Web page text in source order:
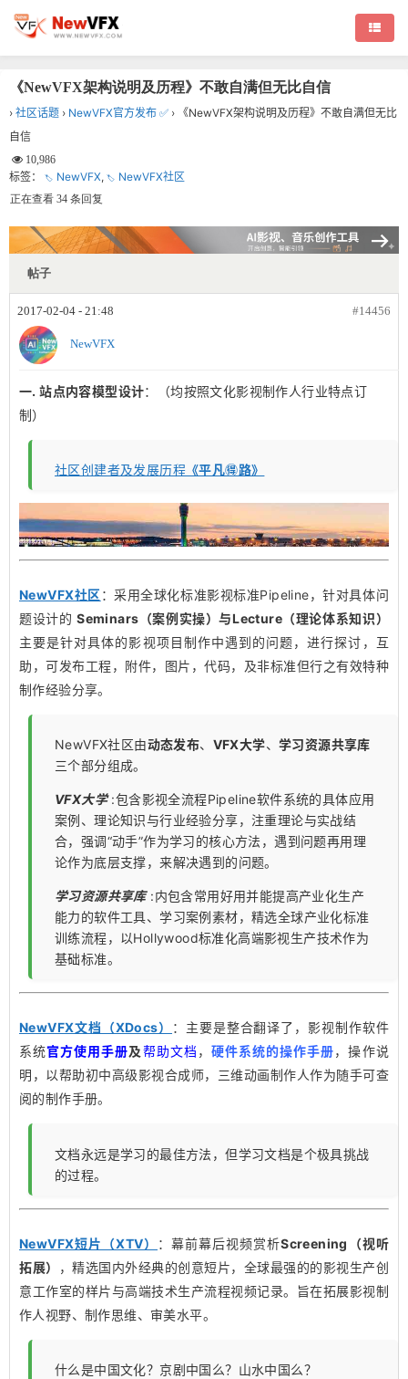
《NewVFX架构说明及历程》不敢自满但无比自信
› 社区话题 › NewVFX官方发布 ✅ › 《NewVFX架构说明及历程》不敢自满但无比
自信
10,986
标签： NewVFX, NewVFX社区
正在查看 34 条回复
帖子
2017-02-04 - 21:48 #14456
NewVFX
一. 站点内容模型设计：（均按照文化影视制作人行业特点订
制）
社区创建者及发展历程 《平凡🉐️路》
NewVFX社区 ：采用全球化标准影视标准Pipeline，针对具体问
题设计的Seminars（案例实操）与Lecture（理论体系知识）
主要是针对具体的影视项目制作中遇到的问题，进行探讨，互
助，可发布工程，附件，图片，代码，及非标准但行之有效特种
制作经验分享。
NewVFX社区由动态发布、 VFX大学、学习资源共享库
三个部分组成。
VFX大学:包含影视全流程Pipeline软件系统的具体应用
案例、理论知识与行业经验分享，注重理论与实战结
合，强调“动手”作为学习的核心方法，遇到问题再用理
论作为底层支撑，来解决遇到的问题。
学习资源共享库:内包含常用好用并能提高产业化生产
能力的软件工具、学习案例素材，精选全球产业化标准
训练流程，以Hollywood标准化高端影视生产技术作为
基础标准。
NewVFX文档（XDocs）
：主要是整合翻译了，影视制作软件
系统官方使用手册及帮助文档 ， 硬件系统的操作手册，操作说
明，以帮助初中高级影视合成师，三维动画制作人作为随手可查
阅的制作手册。
文档永远是学习的最佳方法，但学习文档是个极具挑战
的过程。
NewVFX短片（XTV） ：幕前幕后视频赏析Screening（视听
拓展）
，精选国内外经典的创意短片，全球最强的的影视生产创
意工作室的样片与高端技术生产流程视频记录。旨在拓展影视制
作人视野、制作思维、审美水平。
什么是中国文化？京剧中国么？山水中国么？